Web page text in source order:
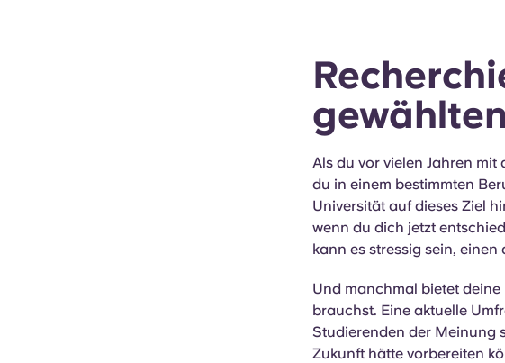
Als du vor vielen Jahren
du in einem bestimmten
Universität auf dieses Ziel
wenn du dich jetzt
kann es stressig sein,
Und manchmal bietet
brauchst. Eine aktuelle
Studierenden der Meinung
Zukunft hätte vorbereiten